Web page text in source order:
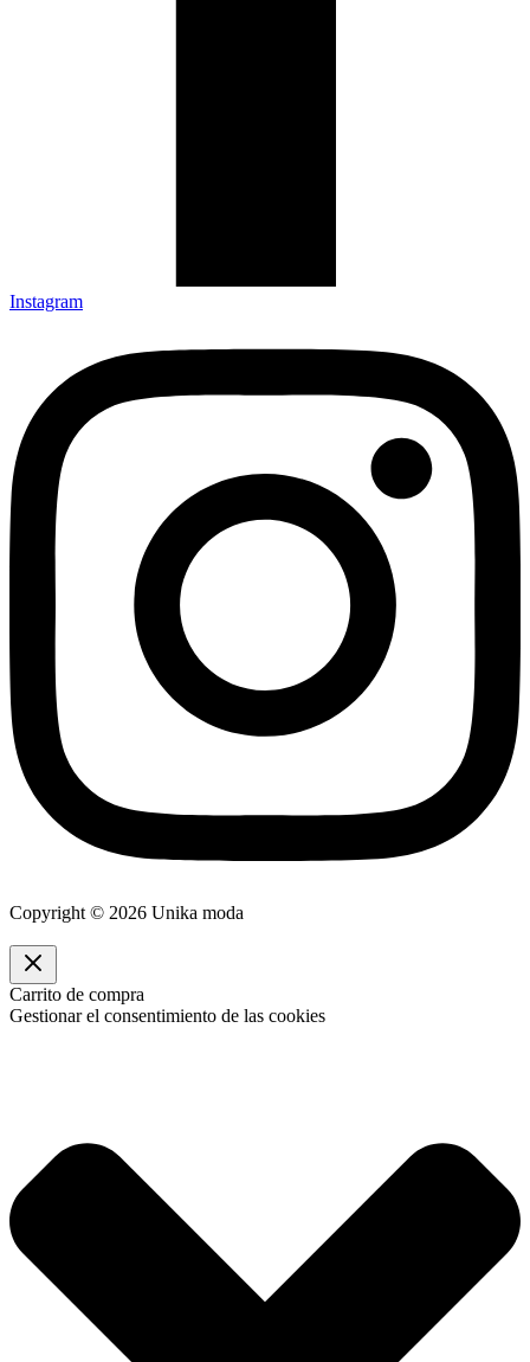
Instagram
Copyright © 2026 Unika moda
Carrito de compra
Gestionar el consentimiento de las cookies